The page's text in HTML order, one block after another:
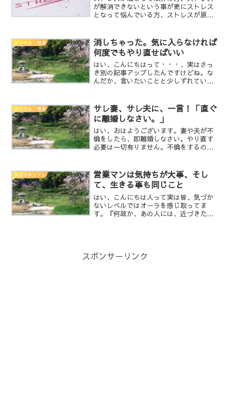
が解消できないという事が更にストレス
となって悩んでいる方、ストレスが原因
鏡さんに質問しています。希道師の立場
から見るとストレスとはなにか、解消で
きないストレスの対処方法はあるのでし
ょうか？
メンタル・思考
消しちゃった。気に入らなければ
何度でもやり直せばいい
はい、こんにちはって・・・、実はさっ
き別の記事アップしたんですけどね。な
んだか、言いたいことと少しずれている
かが違うんですよまぁ、こう言うのって
実は視えちゃってるんです...
メンタル・思考
サレ妻、サレ夫に、一言！「直ぐ
に離婚しなさい。」
はい、おはようございます。妻や夫が不
倫をしたら、即離婚しなさい。やり直す
必要は一切有りません。不倫をするの
です。自分や子供を大切に思わない人と
一緒にいる必要は有りません...
スピリチュアル
営業マンは気持ちが大事、そし
て、生きる事も同じこと
はい、こんにちは人って実は皆、気づか
ないレベルではオーラを感じ取ってま
す。『何故か、あの人には、近づきたく
スポンサーリンク